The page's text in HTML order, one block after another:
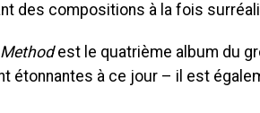
des compositions à la fois
est le quatrième album du
étonnantes à ce jour – il est